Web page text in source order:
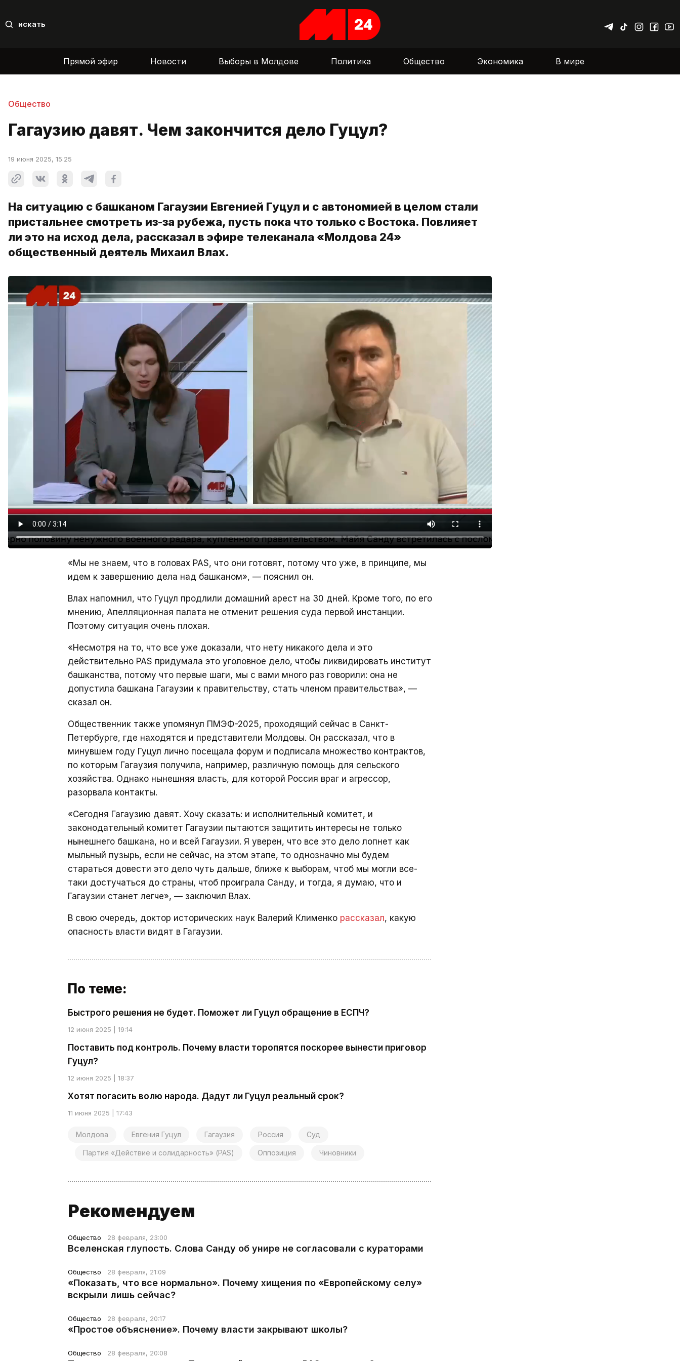
искать
Прямой эфир Новости Выборы в Молдове Политика Общество Экономика В мире
Общество
Гагаузию давят. Чем закончится дело Гуцул?
19 июня 2025, 15:25
На ситуацию с башканом Гагаузии Евгенией Гуцул и с автономией в целом стали
пристальнее смотреть из-за рубежа, пусть пока что только с Востока. Повлияет
ли это на исход дела, рассказал в эфире телеканала «Молдова 24»
общественный деятель Михаил Влах.
«Мы не знаем, что в головах PAS, что они готовят, потому что уже, в принципе, мы
идем к завершению дела над башканом», — пояснил он.
Влах напомнил, что Гуцул продлили домашний арест на 30 дней. Кроме того, по его
мнению, Апелляционная палата не отменит решения суда первой инстанции.
Поэтому ситуация очень плохая.
«Несмотря на то, что все уже доказали, что нету никакого дела и это
действительно PAS придумала это уголовное дело, чтобы ликвидировать институт
башканства, потому что первые шаги, мы с вами много раз говорили: она не
допустила башкана Гагаузии к правительству, стать членом правительства», —
сказал он.
Общественник также упомянул ПМЭФ-2025, проходящий сейчас в Санкт-
Петербурге, где находятся и представители Молдовы. Он рассказал, что в
минувшем году Гуцул лично посещала форум и подписала множество контрактов,
по которым Гагаузия получила, например, различную помощь для сельского
хозяйства. Однако нынешняя власть, для которой Россия враг и агрессор,
разорвала контакты.
«Сегодня Гагаузию давят. Хочу сказать: и исполнительный комитет, и
законодательный комитет Гагаузии пытаются защитить интересы не только
нынешнего башкана, но и всей Гагаузии. Я уверен, что все это дело лопнет как
мыльный пузырь, если не сейчас, на этом этапе, то однозначно мы будем
стараться довести это дело чуть дальше, ближе к выборам, чтоб мы могли все-
таки достучаться до страны, чтоб проиграла Санду, и тогда, я думаю, что и
Гагаузии станет легче», — заключил Влах.
В свою очередь, доктор исторических наук Валерий Клименко рассказал, какую
опасность власти видят в Гагаузии.
По теме:
Быстрого решения не будет. Поможет ли Гуцул обращение в ЕСПЧ?
12 июня 2025 | 19:14
Поставить под контроль. Почему власти торопятся поскорее вынести приговор
Гуцул?
12 июня 2025 | 18:37
Хотят погасить волю народа. Дадут ли Гуцул реальный срок?
11 июня 2025 | 17:43
Молдова Евгения Гуцул Гагаузия Россия Суд
Партия «Действие и солидарность» (PAS) Оппозиция Чиновники
Рекомендуем
Общество 28 февраля, 23:00
Вселенская глупость. Слова Санду об унире не согласовали с кураторами
Общество 28 февраля, 21:09
«Показать, что все нормально». Почему хищения по «Европейскому селу»
вскрыли лишь сейчас?
Общество 28 февраля, 20:17
«Простое объяснение». Почему власти закрывают школы?
Общество 28 февраля, 20:08